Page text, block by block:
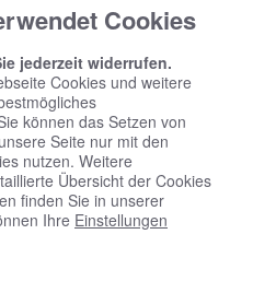
Cookies
jederzeit widerrufen.
Cookies und weitere
können das Setzen von
Seite nur mit den
nutzen. Weitere
Übersicht der Cookies
finden Sie in unserer
Ihre Einstellungen